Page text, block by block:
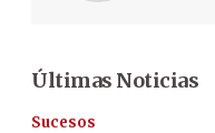
Últimas Noticias
Sucesos